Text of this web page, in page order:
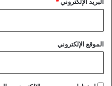
البريد الإلكتروني*
الموقع الإلكتروني